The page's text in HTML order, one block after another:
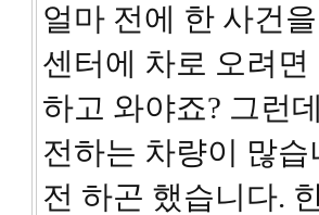
얼마 전에 한 사건
센터에 차로 오려
하고 와야죠? 그런
전하는 차량이 많
전 하곤 했습니다.